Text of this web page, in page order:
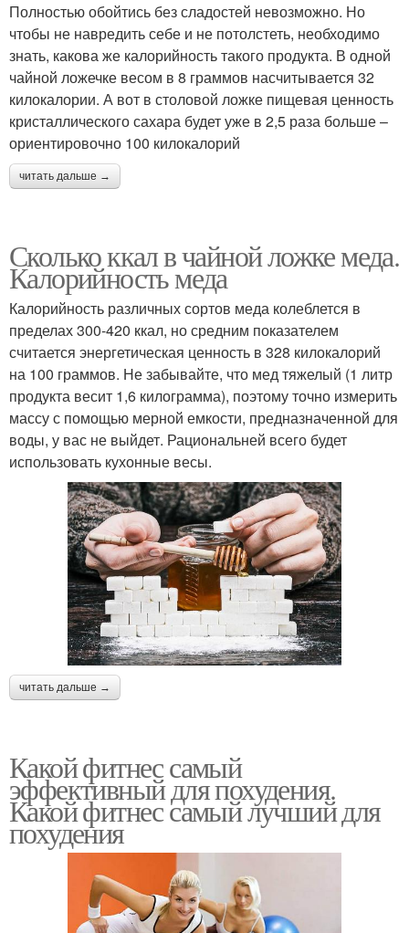
Полностью обойтись без сладостей невозможно. Но
чтобы не навредить себе и не потолстеть, необходимо
знать, какова же калорийность такого продукта. В одной
чайной ложечке весом в 8 граммов насчитывается 32
килокалории. А вот в столовой ложке пищевая ценность
кристаллического сахара будет уже в 2,5 раза больше –
ориентировочно 100 килокалорий
читать дальше →
Сколько ккал в чайной ложке меда.
Калорийность меда
Калорийность различных сортов меда колеблется в
пределах 300-420 ккал, но средним показателем
считается энергетическая ценность в 328 килокалорий
на 100 граммов. Не забывайте, что мед тяжелый (1 литр
продукта весит 1,6 килограмма), поэтому точно измерить
массу с помощью мерной емкости, предназначенной для
воды, у вас не выйдет. Рациональней всего будет
использовать кухонные весы.
читать дальше →
Какой фитнес самый
эффективный для похудения.
Какой фитнес самый лучший для
похудения